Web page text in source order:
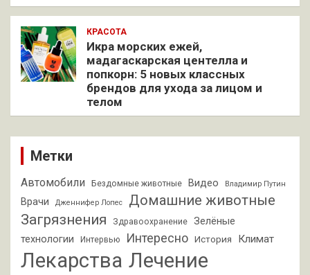
КРАСОТА
Икра морских ежей,
мадагаскарская центелла и
попкорн: 5 новых классных
брендов для ухода за лицом и
телом
Метки
Автомобили Бездомные животные Видео Владимир Путин
Врачи Дженнифер Лопес
Домашние животные
Загрязнения
Здравоохранение
Зелёные
технологии
Интервью Интересно История Климат
Лекарства Лечение